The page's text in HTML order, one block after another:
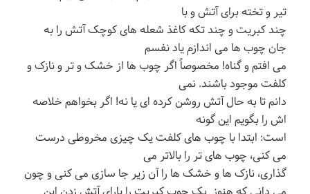
تیر و تخته برای آتش و با
چند کبریت و چند تکه کاغذ شعله های کوچک آتش را به
جان چوب ها می اندازم یاد نفسم
می افتم و گناه! مخصوصاً اگر چوب ها از خشک و تر و نازک و
کلفت موجود باشند. نمی
دانم تا به حال آتش روشن کرده ای یا نه! اگر بخواهم خلاصه
اش را بگویم این گونه
است: ابتدا با چوب های کلفت یک چیزی مخروطی درست
می کنی، چوب های تر را بالاتر می
گذاری، نازک ها و خشک ها را آن زیر جا سازی می کنی و چون